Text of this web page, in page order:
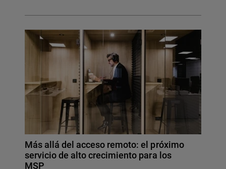
Más allá del acceso remoto: el próximo
servicio de alto crecimiento para los
MSP